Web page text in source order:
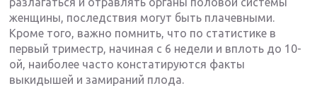
женщины, последствия могут быть плачевными.
Кроме того, важно помнить, что по статистике в
первый триместр, начиная с 6 недели и вплоть до 10-
ой, наиболее часто констатируются факты
выкидышей и замираний плода.